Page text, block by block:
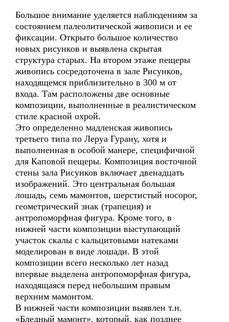
Большое внимание уделяется наблюдениям за
состоянием палеолитической живописи и ее
фиксации. Открыто большое количество
новых рисунков и выявлена скрытая
структура старых. На втором этаже пещеры
живопись сосредоточена в зале Рисунков,
находящемся приблизительно в 300 м от
входа. Там расположены две основные
композиции, выполненные в реалистическом
стиле красной охрой.
Это определенно мадленская живопись
третьего типа по Леруа Гурану, хотя и
выполненная в особой манере, специфичной
для Каповой пещеры. Композиция восточной
стены зала Рисунков включает двенадцать
изображений. Это центральная большая
лошадь, семь мамонтов, шерстистый носорог,
геометрический знак (трапеция) и
антропоморфная фигура. Кроме того, в
нижней части композиции выступающий
участок скалы с кальцитовыми натеками
моделирован в виде лошади. В этой
композиции всего несколько лет назад
впервые выделена антропоморфная фигура,
находящаяся перед небольшим правым
верхним мамонтом.
В нижней части композиции выявлен т.н.
«Бледный мамонт», который, как позднее